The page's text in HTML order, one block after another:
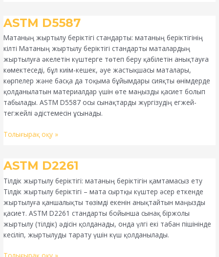
ASTM D5587
Матаның жыртылу беріктігі стандарты: матаның беріктігінің
кілті Матаның жыртылу беріктігі стандарты маталардың
жыртылуға әкелетін күштерге төтеп беру қабілетін анықтауға
көмектеседі, бұл киім-кешек, әуе жастықшасы маталары,
көрпелер және басқа да тоқыма бұйымдары сияқты өнімдерде
қолданылатын материалдар үшін өте маңызды қасиет болып
табылады. ASTM D5587 осы сынақтарды жүргізудің егжей-
тегжейлі әдістемесін ұсынады.
ASTM
Толығырақ оқу »
ASTM D2261
Тілдік жыртылу беріктігі: матаның беріктігін қамтамасыз ету
Тілдік жыртылу беріктігі – мата сыртқы күштер әсер еткенде
жыртылуға қаншалықты төзімді екенін анықтайтын маңызды
қасиет. ASTM D2261 стандарты бойынша сынақ біржолы
жыртылу (тілдік) әдісін қолданады, онда үлгі екі табан пішінінде
кесіліп, жыртылуды тарату үшін күш қолданылады.
ASTM